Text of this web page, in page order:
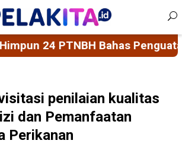
Sistem Penjaminan Mutu
penilaian kualitas
dan Pemanfaatan
Perikanan